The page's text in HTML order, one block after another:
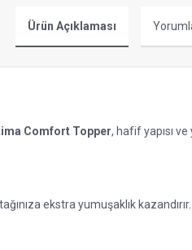
Ürün Açıklaması
Comfort Topper, hafif yapısı
ekstra yumuşaklık